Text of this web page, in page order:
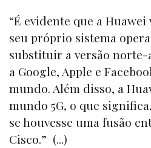
“É evidente que a
seu próprio sistema
substituir a versão norte-
a Google, Apple e
mundo. Além disso, a
mundo 5G, o que
se houvesse uma fusão
Cisco.” (...)